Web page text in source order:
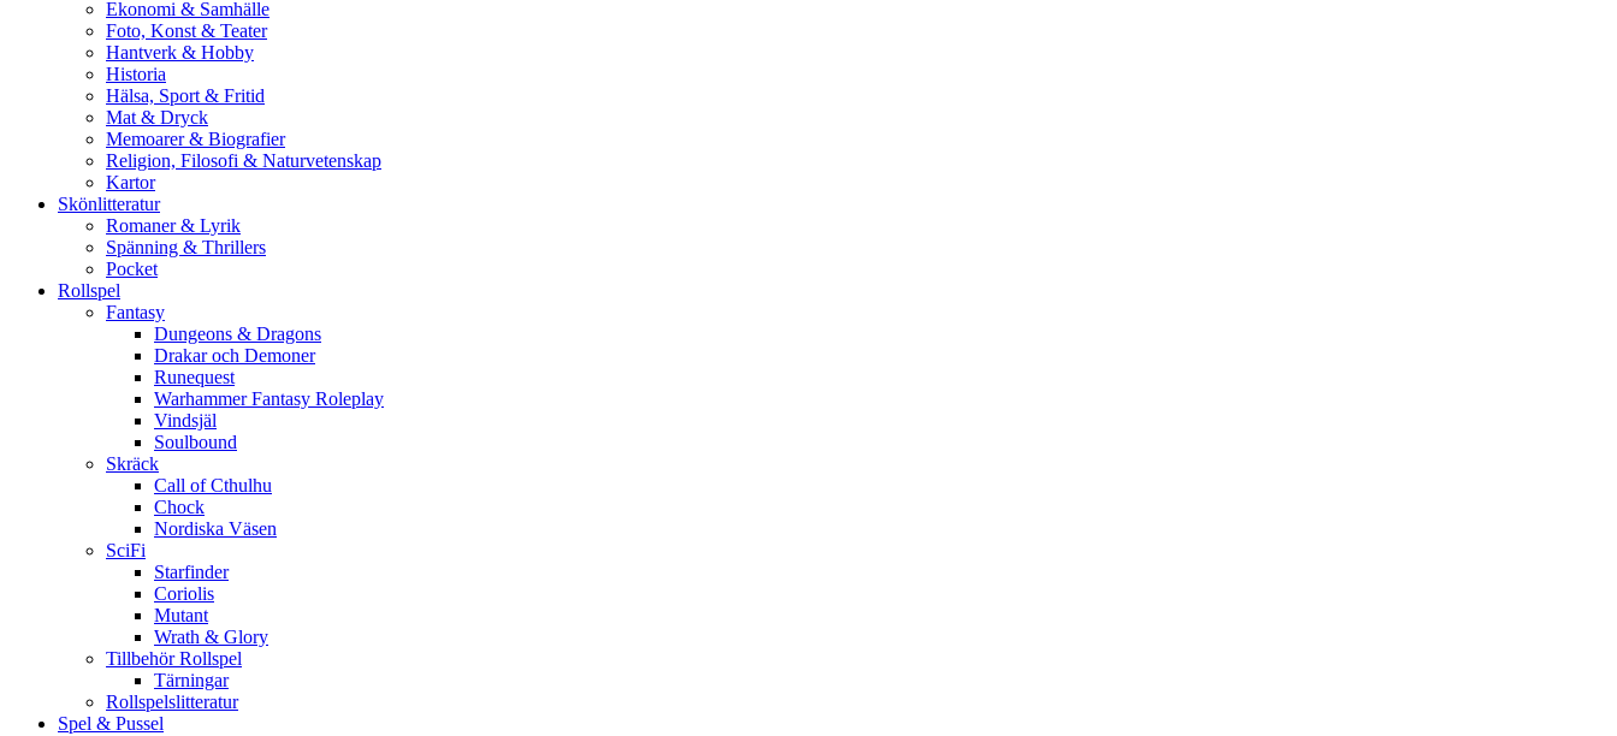
Ekonomi & Samhälle
Foto, Konst & Teater
Hantverk & Hobby
Historia
Hälsa, Sport & Fritid
Mat & Dryck
Memoarer & Biografier
Religion, Filosofi & Naturvetenskap
Kartor
Skönlitteratur
Romaner & Lyrik
Spänning & Thrillers
Pocket
Rollspel
Fantasy
Dungeons & Dragons
Drakar och Demoner
Runequest
Warhammer Fantasy Roleplay
Vindsjäl
Soulbound
Skräck
Call of Cthulhu
Chock
Nordiska Väsen
SciFi
Starfinder
Coriolis
Mutant
Wrath & Glory
Tillbehör Rollspel
Tärningar
Rollspelslitteratur
Spel & Pussel